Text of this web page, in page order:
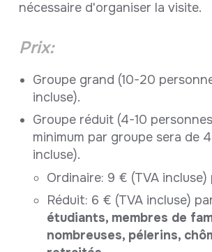
nécessaire d'organiser la visite.
Prix:
Groupe grand (10-20
incluse).
Groupe réduit (4-10
minimum par groupe sera de
incluse).
Ordinaire: 9 € (TVA
Réduit: 6 € (TVA incluse)
étudiants, membres de
nombreuses, pélerins,